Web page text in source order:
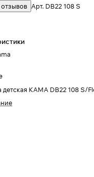
Арт. DB22 108 S
детская КАМА DB22 108 S/